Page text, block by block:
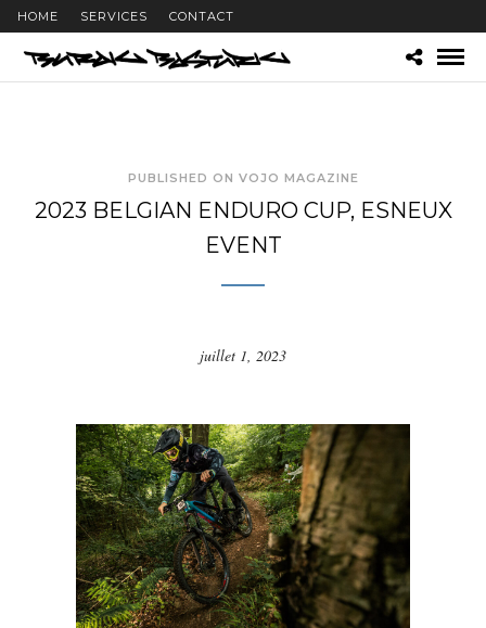
HOME SERVICES CONTACT
PUBLISHED ON VOJO MAGAZINE
2023 BELGIAN ENDURO CUP, ESNEUX
EVENT
juillet 1, 2023